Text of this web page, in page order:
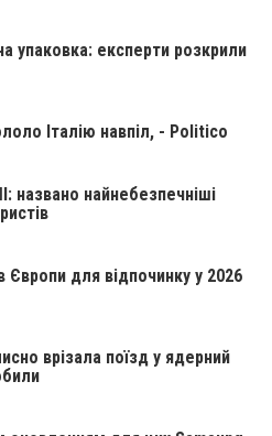
упаковка: експерти розкрили
Італію навпіл, - Politico
названо найнебезпечніші
для відпочинку у 2026
врізала поїзд у ядерний